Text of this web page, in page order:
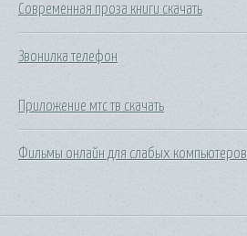
Современная проза книги скачать
Звонилка телефон
Приложение мтс тв скачать
Фильмы онлайн для слабых компьютеров